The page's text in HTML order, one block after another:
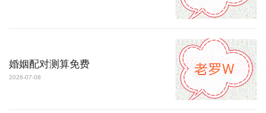
婚姻配对测算免费
2026-07-08